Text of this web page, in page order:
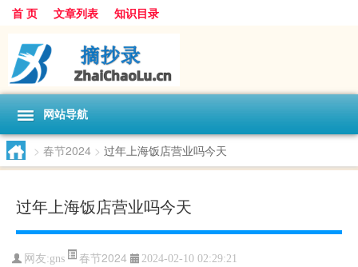
首 页 文章列表 知识目录
网站导航
> 春节2024 > 过年上海饭店营业吗今天
过年上海饭店营业吗今天
网友:gns 春节2024 2024-02-10 02:29:21